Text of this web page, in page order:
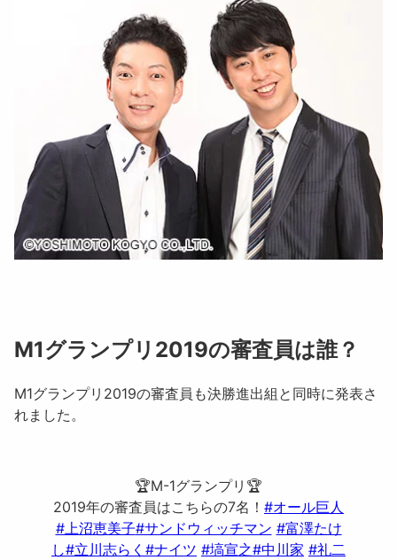
M1グランプリ2019の審査員は誰？
M1グランプリ2019の審査員も決勝進出組と同時に発表さ
れました。
🏆M-1グランプリ🏆
2019年の審査員はこちらの7名！ #オール巨人
#上沼恵美子#サンドウィッチマン #富澤たけ
し#立川志らく #ナイツ #塙宣之#中川家 #礼二